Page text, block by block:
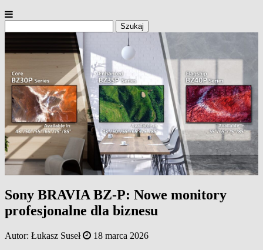
Sony BRAVIA BZ-P: Nowe monitory
profesjonalne dla biznesu
Autor: Łukasz Suseł
18 marca 2026